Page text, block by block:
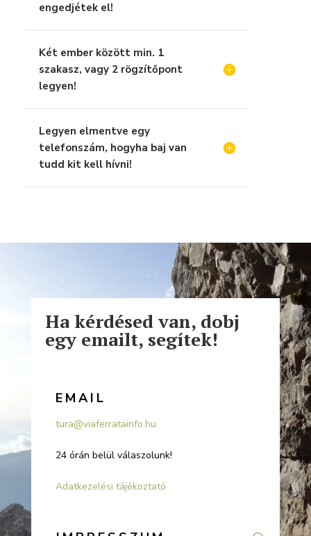
engedjétek el!
Két ember között min. 1
szakasz, vagy 2 rögzítőpont
legyen!
Legyen elmentve egy
telefonszám, hogyha baj van
tudd kit kell hívni!
Ha kérdésed van, dobj
egy emailt, segítek!
EMAIL
tura@viaferratainfo.hu
24 órán belül válaszolunk!
Adatkezelési tájékoztató